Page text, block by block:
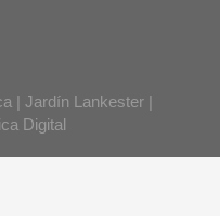
| Jardín Lankester |
Digital